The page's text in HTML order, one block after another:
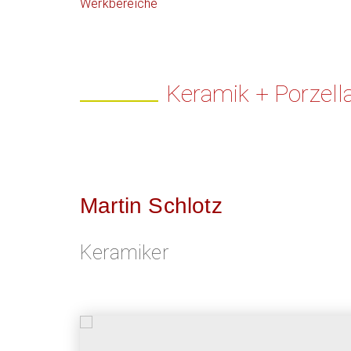
Werkbereiche
Keramik +
Martin Schlotz
Keramiker